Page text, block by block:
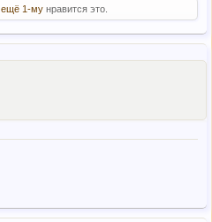
ещё 1-му нравится это.